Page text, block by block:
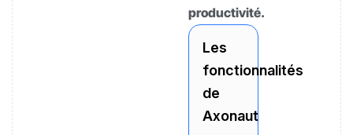
productivité.
Les
fonctionnalités
de
Axonaut